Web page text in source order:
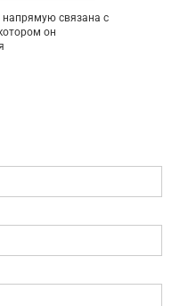
напрямую связана с
он